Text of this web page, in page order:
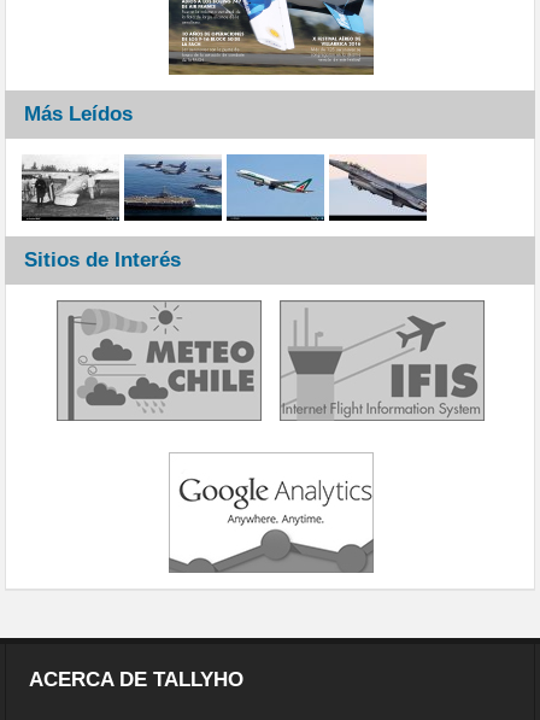
Más Leídos
Sitios de Interés
ACERCA DE TALLYHO